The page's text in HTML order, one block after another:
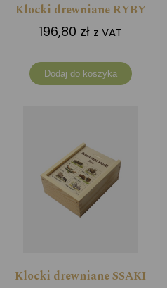
Klocki drewniane RYBY
196,80 zł z VAT
Dodaj do koszyka
Klocki drewniane SSAKI